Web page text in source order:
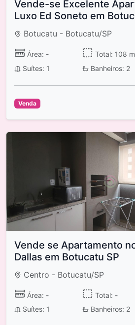
Vende-se Excelente
Luxo Ed Soneto em
Botucatu - Botucatu/SP
Área: - Total: 108
Suítes: 1
Banheiros: 2
Venda
Vende se Apartamento
Dallas em Botucatu SP
Centro - Botucatu/SP
Área: - Total: -
Suítes: 1
Banheiros: 2